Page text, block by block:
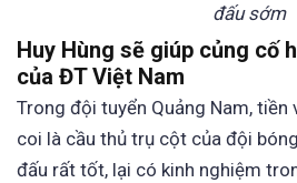
đấu sớm
Huy Hùng sẽ giúp củng cố
của ĐT Việt Nam
Trong đội tuyển Quảng Nam, tiền
coi là cầu thủ trụ cột của đội
đấu rất tốt, lại có kinh nghiệm